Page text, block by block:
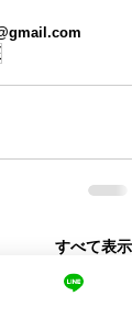
すべて表示